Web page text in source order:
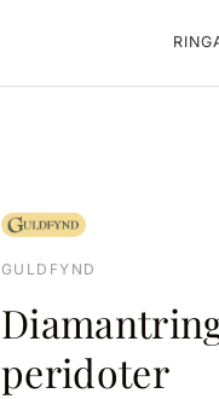
GULDFYND
peridoter